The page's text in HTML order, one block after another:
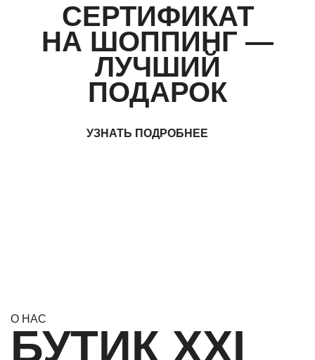
СЕРТИФИКАТ
НА ШОППИНГ —
ЛУЧШИЙ
ПОДАРОК
УЗНАТЬ ПОДРОБНЕЕ
О НАС
БУТИК XXI